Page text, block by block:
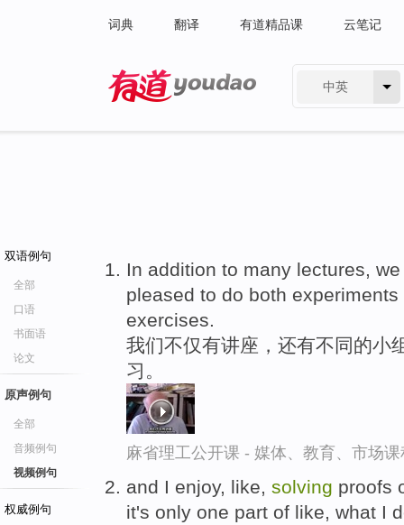
词典 翻译 有道精品课 云笔记
中英
双语例句
全部
口语
书面语
论文
原声例句
全部
音频例句
视频例句
权威例句
In addition to many lectures,
pleased to do both
exercises.
我们不仅有讲座，还有不同的小
习。
麻省理工公开课 - 媒体、教育、市场
and I enjoy, like, solving proofs
it's only one part of like, what I